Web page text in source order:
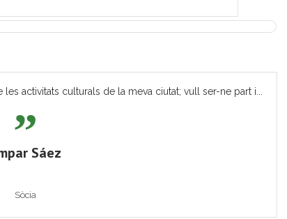
activitats culturals de la meva ciutat; vull ser-ne part i...
Sáez
Sòcia